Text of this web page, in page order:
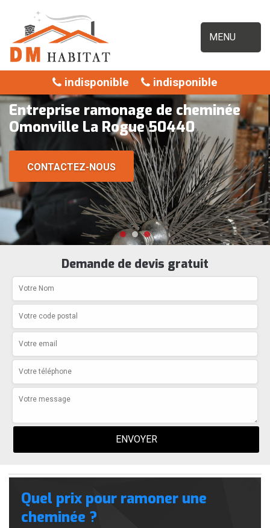
MENU
indisponible indisponible
Entreprise ramonage de cheminée
Omonville La Rogue 50440
CONTACTEZ-NOUS
Demande de devis gratuit
Quel prix pour ramoner une
cheminée ?